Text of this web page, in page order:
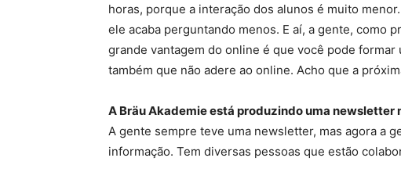
horas, porque a interação dos alunos é muito
ele acaba perguntando menos. E aí, a gente, como
grande vantagem do online é que você pode
também que não adere ao online. Acho que a
A Bräu Akademie está produzindo uma newsletter
A gente sempre teve uma newsletter, mas agora a
informação. Tem diversas pessoas que estão